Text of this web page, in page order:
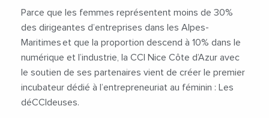
Parce que les femmes représentent moins de 30%
des dirigeantes d’entreprises dans les Alpes-
Maritimes et que la proportion descend à 10% dans le
numérique et l’industrie, la CCI Nice Côte d’Azur avec
le soutien de ses partenaires vient de créer le premier
incubateur dédié à l’entrepreneuriat au féminin : Les
déCCIdeuses.